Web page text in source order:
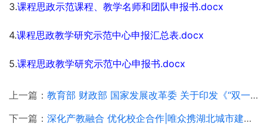
3.课程思政示范课程、教学名师和团队申报书.docx
4.课程思政教学研究示范中心申报汇总表.docx
5.课程思政教学研究示范中心申报书.docx
上一篇： 教育部 财政部 国家发展改革委 关于印发《“双一流”建设成效评价 办法（试行）》的通知
下一篇： 深化产教融合 优化校企合作|唯众携湖北城市建设职业技术学院领导一行考察长江鲲鹏生态创新中心